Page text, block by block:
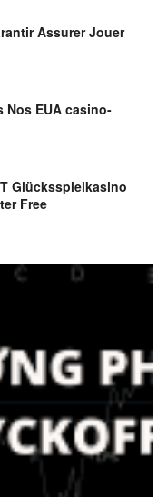
Assurer Jouer
Nos EUA casino-
Glücksspielkasino
Free